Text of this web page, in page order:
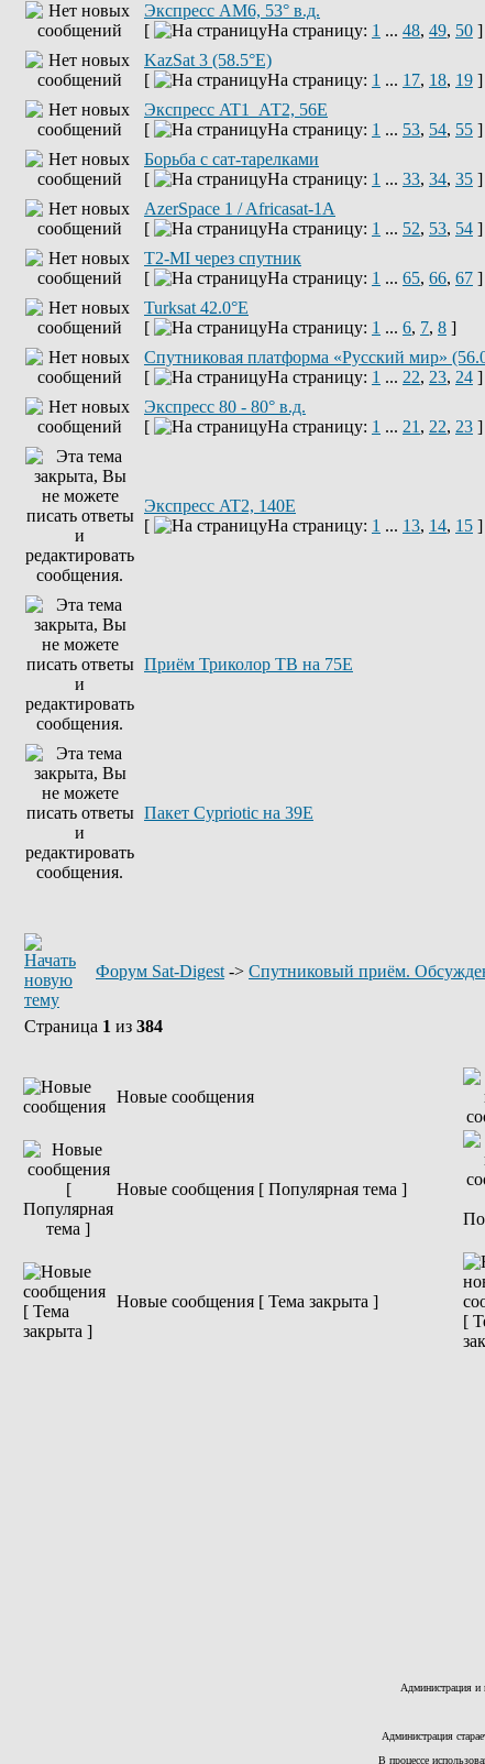
Экспресс AM6, 53° в.д.
[
На страницу: 1 ... 48, 49, 50 ]
KazSat 3 (58.5°E)
[
На страницу: 1 ... 17, 18, 19 ]
Экспресс AT1_АТ2, 56E
[
На страницу: 1 ... 53, 54, 55 ]
Борьба с сат-тарелками
[
На страницу: 1 ... 33, 34, 35 ]
AzerSpace 1 / Africasat-1A
[
На страницу: 1 ... 52, 53, 54 ]
T2-MI через спутник
[
На страницу: 1 ... 65, 66, 67 ]
Turksat 42.0°E
[
На страницу: 1 ... 6, 7, 8 ]
Спутниковая платформа «Русский мир»
[
На страницу: 1 ... 22, 23, 24 ]
Экспресс 80 - 80° в.д.
[
На страницу: 1 ... 21 , 22, 23 ]
Экспресс AT2, 140E
[
На страницу: 1 ... 13, 14, 15 ]
Приём Триколор ТВ на 75Е
Пакет Cypriotic на 39Е
Форум Sat-Digest -> Спутниковый приём.
Страница 1 из 384
Новые сообщения
Новые сообщения [ Популярная тема ]
Новые сообщения [ Тема закрыта ]
Администрация и
Администрация
В процессе